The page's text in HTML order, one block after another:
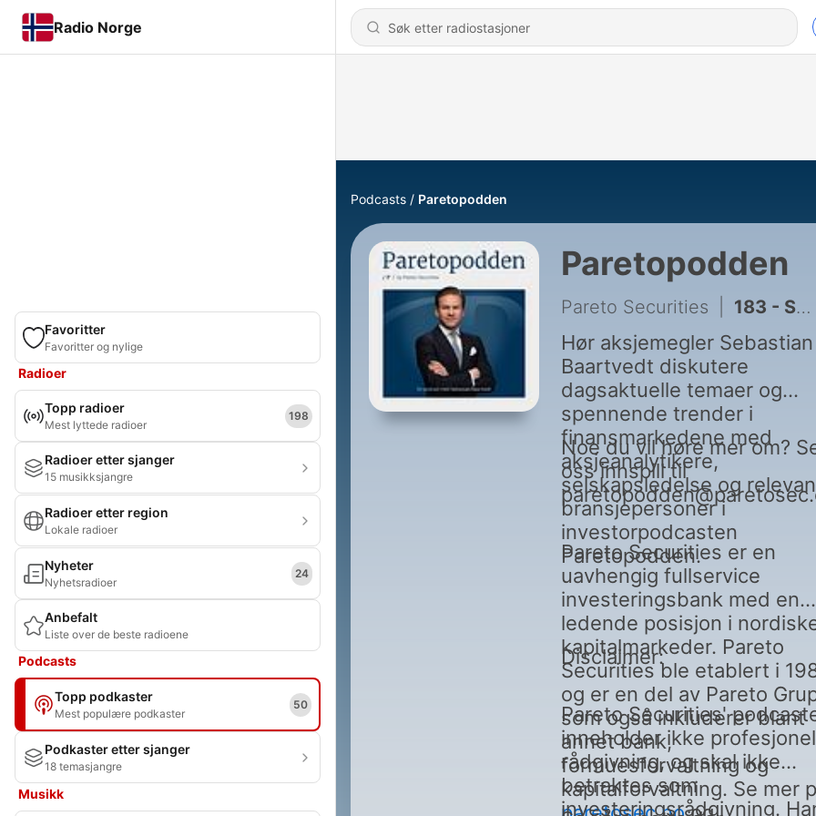
Radio Norge
Favoritter
Favoritter og nylige
Radioer
Topp radioer
Mest lyttede radioer
198
Radioer etter sjanger
15 musikksjangre
Radioer etter region
Lokale radioer
Nyheter
Nyhetsradioer
24
Anbefalt
Liste over de beste radioene
Podcasts
Topp podkaster
Mest populære podkaster
50
Podkaster etter sjanger
18 temasjangre
Musikk
Podcasts Paretopodden
Paretopodden
Pareto Securities 183 - Sommerspesial: Er riggsektoren klar for neste opptur?
Hør aksjemegler Sebastian
Baartvedt diskutere
dagsaktuelle temaer og
spennende trender i
finansmarkedene med
aksjeanalytikere,
selskapsledelse og
bransjepersoner i
investorpodcasten
Paretopodden.
Noe du vil høre mer om?
oss innspill til
Pareto Securities er en
uavhengig fullservice
investeringsbank med en
ledende posisjon i
kapitalmarkeder. Pareto
Securities ble etablert i
og er en del av Pareto
som også inkluderer blant
annet bank,
formuesforvaltning og
kapitalforvaltning. Se mer
Disclaimer:
Pareto Securities'
inneholder ikke
rådgivning, og skal ikke
betraktes som
investeringsrådgivning.